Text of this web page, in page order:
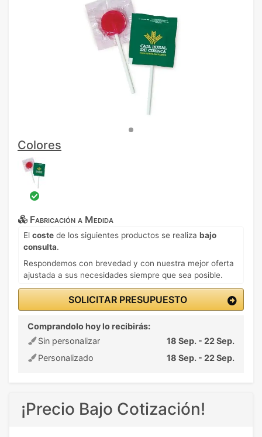
Colores
Fabricación a Medida
El coste de los siguientes productos se realiza bajo
consulta.
Respondemos con brevedad y con nuestra mejor oferta
ajustada a sus necesidades siempre que sea posible.
SOLICITAR PRESUPUESTO
Comprandolo hoy lo recibirás:
Sin personalizar
18 Sep. - 22 Sep.
Personalizado
18 Sep. - 22 Sep.
¡Precio Bajo Cotización!